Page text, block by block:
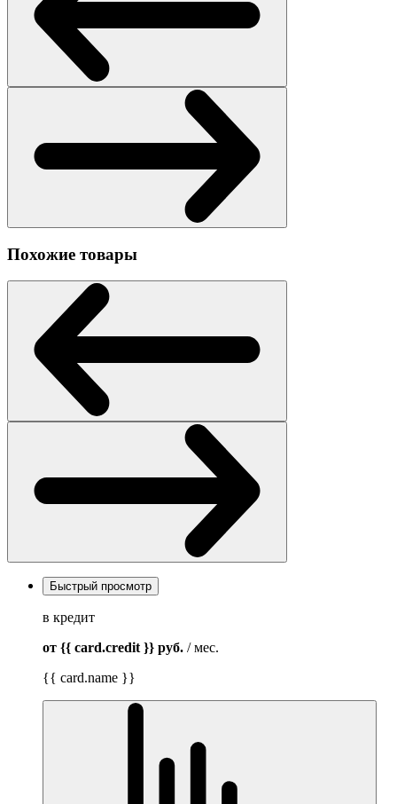
Похожие товары
Быстрый просмотр
в кредит
от {{ card.credit }} руб. / мес.
{{ card.name }}